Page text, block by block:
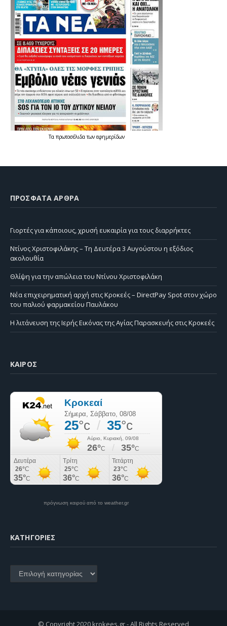
Τα πρωτοσέλιδατων εφημερίδων
ΠΡΌΣΦΑΤΑ ΆΡΘΡΑ
Γιορτές για κάποιους, χρυσή ευκαιρία για τους διαρρήκτες
Ντίνος Χριστοφιλάκης – Τη Δευτέρα 3 Αυγούστου η εξόδιος
ακολουθία
Θλίψη για την απώλεια του Ντίνου Χριστοφιλάκη
Νέα επιχειρηματική αρχή στις Κροκεές – DirectPay Spot στον χώρο
του παλιού φαρμακείου Παυλάκου
Η λιτάνευση της Ιερής Εικόνας της Αγίας Παρασκευής στις Κροκεές
ΚΑΙΡΌΣ
πρόγνωση καιρού από το weather.gr
KΑΤΗΓΟΡΊΕΣ
Kατηγορίες
© Copyright 2020 krokees.gr - All Rights Reserved